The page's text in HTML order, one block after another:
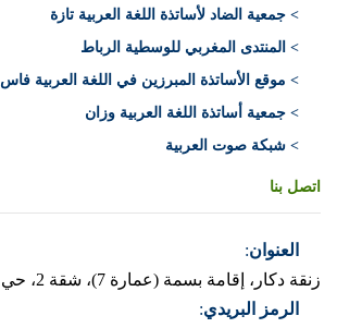
> جمعية الضاد لأساتذة اللغة العربية تازة
> المنتدى المغربي للوسطية الرباط
> موقع الأساتذة المبرزين في اللغة العربية فاس
> جمعية أساتذة اللغة العربية وزان
> شبكة صوت العربية
اتصل بنا
العنوان:
زنقة دكار، إقامة بسمة (عمارة 7)، شقة 2، حي المحيط – الرباط
الرمز البريدي: